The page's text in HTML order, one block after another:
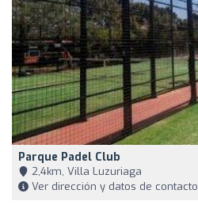
Parque Padel Club
2,4km, Villa Luzuriaga
Ver dirección y datos de contacto